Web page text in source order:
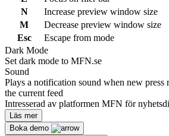
N
Increase preview window size
M
Decrease preview window size
Esc
Escape from mode
Dark Mode
Set dark mode to MFN.se
Sound
Plays a notification sound when new press
the current feed
Intresserad av platformen MFN för
Läs mer
Boka demo